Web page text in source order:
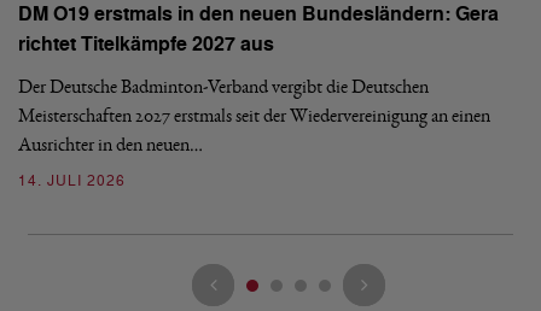
DM O19 erstmals in den neuen Bundesländern: Gera
richtet Titelkämpfe 2027 aus
Der Deutsche Badminton-Verband vergibt die Deutschen
Meisterschaften 2027 erstmals seit der Wiedervereinigung an einen
Ausrichter in den neuen…
14. JULI 2026